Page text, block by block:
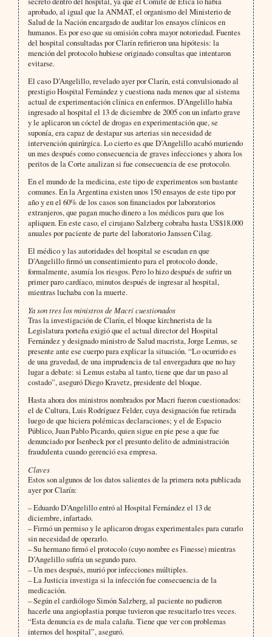
aprobado, al igual que la ANMAT, el organismo del Ministerio de
Salud de la Nación encargado de auditar los ensayos clínicos en
humanos. Es por eso que su omisión cobra mayor notoriedad. Fuentes
del hospital consultadas por Clarín refirieron una hipótesis: la
mención del protocolo hubiese originado consultas que intentaron
evitarse.
El caso D’Angelillo, revelado ayer por Clarín, está convulsionado al
prestigio Hospital Fernández y cuestiona nada menos que al sistema
actual de experimentación clínica en enfermos. D’Angelillo había
ingresado al hospital el 13 de diciembre de 2005 con un infarto grave
y le aplicaron un cóctel de drogas en experimentación que, se
suponía, era capaz de destapar sus arterias sin necesidad de
intervención quirúrgica. Lo cierto es que D’Angelillo acabó muriendo
un mes después como consecuencia de graves infecciones y ahora los
peritos de la Corte analizan si fue consecuencia de ese protocolo.
En el mundo de la medicina, este tipo de experimentos son bastante
comunes. En la Argentina existen unos 150 ensayos de este tipo por
año y en el 60% de los casos son financiados por laboratorios
extranjeros, que pagan mucho dinero a los médicos para que los
apliquen. En este caso, el cirujano Salzberg cobraba hasta US$18.000
anuales por paciente de parte del laboratorio Janssen Cilag.
El médico y las autoridades del hospital se escudan en que
D’Angelillo firmó un consentimiento para el protocolo donde,
formalmente, asumía los riesgos. Pero lo hizo después de sufrir un
primer paro cardíaco, minutos después de ingresar al hospital,
mientras luchaba con la muerte.
Ya son tres los ministros de Macri cuestionados
Tras la investigación de Clarín, el bloque kirchnerista de la
Legislatura porteña exigió que el actual director del Hospital
Fernández y designado ministro de Salud macrista, Jorge Lemus, se
presente ante ese cuerpo para explicar la situación. “Lo ocurrido es
de una gravedad, de una imprudencia de tal envergadura que no hay
lugar a debate: si Lemus estaba al tanto, tiene que dar un paso al
costado”, aseguró Diego Kravetz, presidente del bloque.
Hasta ahora dos ministros nombrados por Macri fueron cuestionados:
el de Cultura, Luis Rodríguez Felder, cuya designación fue retirada
luego de que hiciera polémicas declaraciones; y el de Espacio
Público, Juan Pablo Picardo, quien sigue en pie pese a que fue
denunciado por Isenbeck por el presunto delito de administración
fraudulenta cuando gerenció esa empresa.
Claves
Estos son algunos de los datos salientes de la primera nota publicada
ayer por Clarín:
– Eduardo D’Angelillo entró al Hospital Fernández el 13 de
diciembre, infartado.
– Firmó un permiso y le aplicaron drogas experimentales para curarlo
sin necesidad de operarlo.
– Su hermano firmó el protocolo (cuyo nombre es Finesse) mientras
D’Angelillo sufría un segundo paro.
– Un mes después, murió por infecciones múltiples.
– La Justicia investiga si la infección fue consecuencia de la
medicación.
– Según el cardiólogo Simón Salzberg, al paciente no pudieron
hacerle una angioplastia porque tuvieron que resucitarlo tres veces.
“Esta denuncia es de mala calaña. Tiene que ver con problemas
internos del hospital”, aseguró.